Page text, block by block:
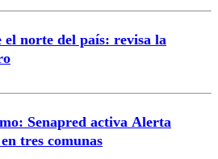
el norte del país: revisa la
Senapred activa Alerta
tres comunas